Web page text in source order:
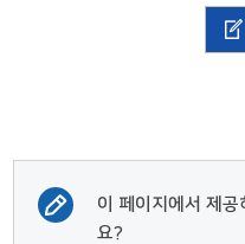
이 페이지에서 제
요?